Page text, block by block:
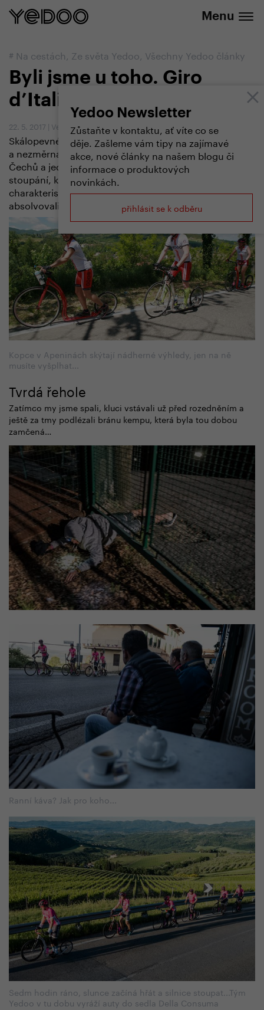
Menu
Yedoo Newsletter
Zůstaňte v kontaktu, ať víte co se
děje. Zašleme vám tipy na zajímavé
akce, nové články na našem blogu či
informace o produktových
novinkách.
přihlásit se k odběru
# Na cestách, Ze světa Yedoo, Všechny Yedoo články
Byli jsme u toho. Giro
d’Italia na koloběžce
22. 5. 2017 | Vendula Kosíková
Skálopevné odhodlání, obdivuhodné výkony
a nezměrná láska ke koloběhu. Bez nich by parta šesti
Čechů a jednoho Fina sotva zdolala všechna ta strmá
stoupání, která jsou pro cyklistický závod Giro d’Italia
charakteristická. Část jedenácté etapy jsme
absolvovali spolu s nimi, a tak víme zač je toho loket.
Kopce v Apeninách skýtají nádherné výhledy, jen na ně
musíte vyšplhat...
Tvrdá řehole
Zatímco my jsme spali, kluci vstávali už před rozedněním a
ještě za tmy podlézali bránu kempu, která byla tou dobou
zamčená…
Ranní káva? Jak pro koho...
Sedm hodin ráno, slunce začíná hřát a silnice stoupat...Tým
Yedoo v tu dobu vyráží auty do sedla Della Consuma